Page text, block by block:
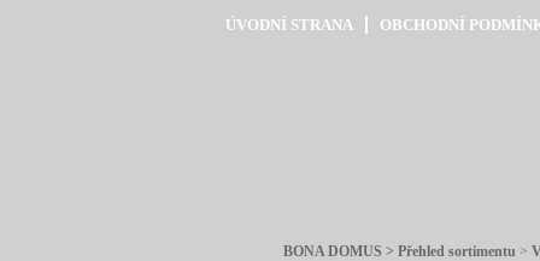
ÚVODNÍ STRANA OBCHODNÍ
BONA DOMUS > Přehled sortimentu >